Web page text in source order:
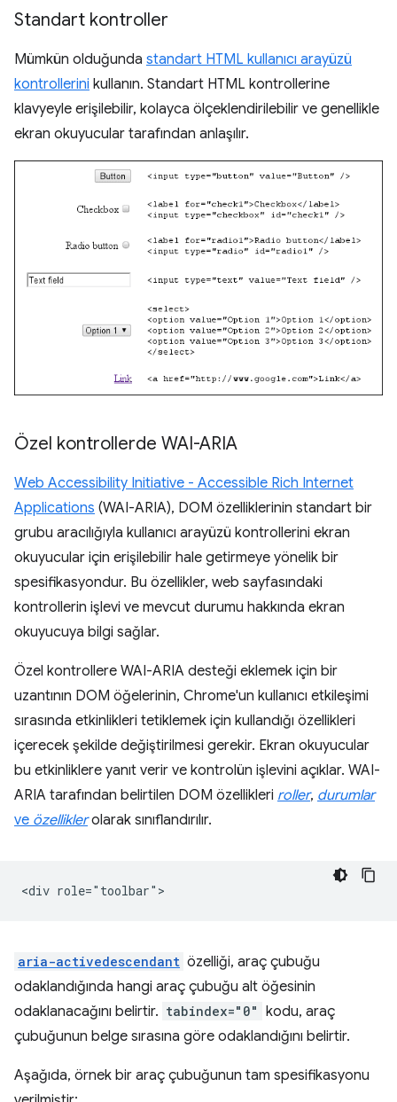
Standart kontroller
Mümkün olduğunda standart HTML kullanıcı arayüzü
kontrollerini kullanın. Standart HTML kontrollerine
klavyeyle erişilebilir, kolayca ölçeklendirilebilir ve genellikle
ekran okuyucular tarafından anlaşılır.
Özel kontrollerde WAI-ARIA
Web Accessibility Initiative - Accessible Rich Internet
Applications (WAI-ARIA), DOM özelliklerinin standart bir
grubu aracılığıyla kullanıcı arayüzü kontrollerini ekran
okuyucular için erişilebilir hale getirmeye yönelik bir
spesifikasyondur. Bu özellikler, web sayfasındaki
kontrollerin işlevi ve mevcut durumu hakkında ekran
okuyucuya bilgi sağlar.
Özel kontrollere WAI-ARIA desteği eklemek için bir
uzantının DOM öğelerinin, Chrome'un kullanıcı etkileşimi
sırasında etkinlikleri tetiklemek için kullandığı özellikleri
içerecek şekilde değiştirilmesi gerekir. Ekran okuyucular
bu etkinliklere yanıt verir ve kontrolün işlevini açıklar. WAI-
ARIA tarafından belirtilen DOM özellikleri roller, durumlar
ve özelliklerolarak sınıflandırılır.
aria-activedescendant özelliği, araç çubuğu
odaklandığında hangi araç çubuğu alt öğesinin
odaklanacağını belirtir. tabindex="0" kodu, araç
çubuğunun belge sırasına göre odaklandığını belirtir.
Aşağıda, örnek bir araç çubuğunun tam spesifikasyonu